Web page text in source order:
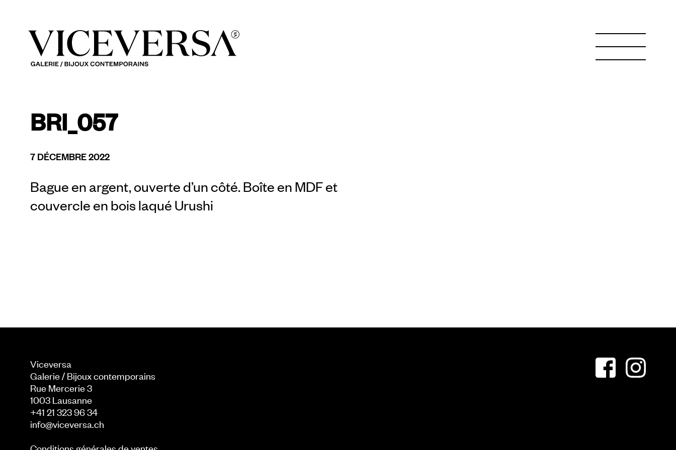
BRI_057
7 DÉCEMBRE 2022
Bague en argent, ouverte d’un côté. Boîte en MDF et
couvercle en bois laqué Urushi
Viceversa
Galerie / Bijoux contemporains
Rue Mercerie 3
1003 Lausanne
+41 21 323 96 34
info@viceversa.ch